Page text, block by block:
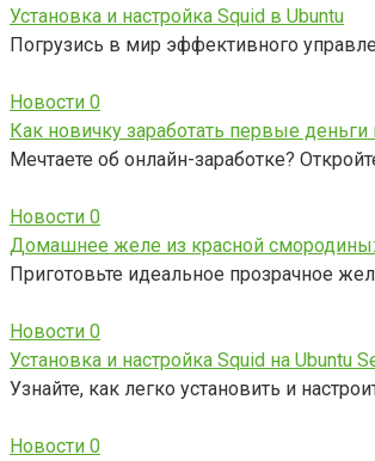
Установка и настройка Squid в Ubuntu
Погрузись в мир эффективного
Новости 0
Как новичку заработать первые
Мечтаете об онлайн-заработке?
Новости 0
Домашнее желе из красной
Приготовьте идеальное прозрачное
Новости 0
Установка и настройка Squid на Ubuntu
Узнайте, как легко установить и
Новости 0